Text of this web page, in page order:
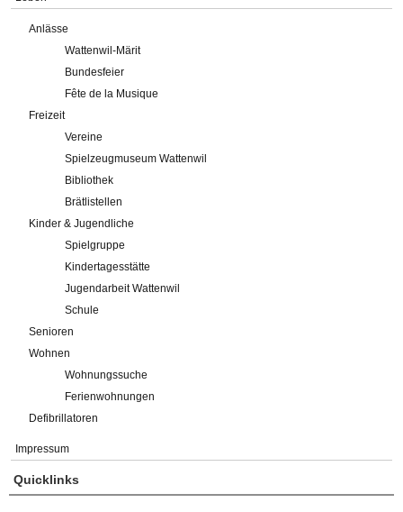
Anlässe
Wattenwil-Märit
Bundesfeier
Fête de la Musique
Freizeit
Vereine
Spielzeugmuseum Wattenwil
Bibliothek
Brätlistellen
Kinder & Jugendliche
Spielgruppe
Kindertagesstätte
Jugendarbeit Wattenwil
Schule
Senioren
Wohnen
Wohnungssuche
Ferienwohnungen
Defibrillatoren
Impressum
Quicklinks